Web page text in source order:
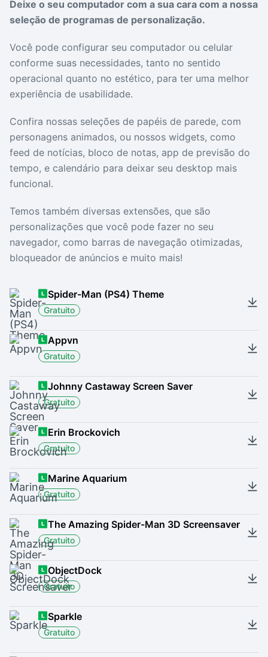
Drivers
Ver mais
Outros
Ver mais
Deixe o seu computador com a sua cara com a nossa
seleção de programas de personalização.
Você pode configurar seu computador ou celular
conforme suas necessidades, tanto no sentido
operacional quanto no estético, para ter uma melhor
experiência de usabilidade.
Confira nossas seleções de papéis de parede, com
personagens animados, ou nossos widgets, como
feed de notícias, bloco de notas, app de previsão do
tempo, e calendário para deixar seu desktop mais
funcional.
Temos também diversas extensões, que são
personalizações que você pode fazer no seu
navegador, como barras de navegação otimizadas,
bloqueador de anúncios e muito mais!
Spider-Man (PS4) Theme
Gratuito
Appvn
Gratuito
Johnny Castaway Screen Saver
Gratuito
Erin Brockovich
Gratuito
Marine Aquarium
Gratuito
The Amazing Spider-Man 3D Screensaver
Gratuito
ObjectDock
Gratuito
Sparkle
Gratuito